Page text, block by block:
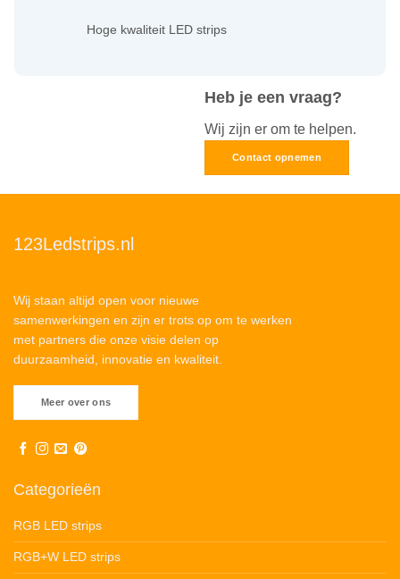
Heb je een vraag?
Wij zijn er om te helpen.
Contact opnemen
Hoge kwaliteit LED strips
123Ledstrips.nl
Wij staan altijd open voor nieuwe
samenwerkingen en zijn er trots op om te werken
met partners die onze visie delen op
duurzaamheid, innovatie en kwaliteit.
Meer over ons
Categorieën
RGB LED strips
RGB+W LED strips